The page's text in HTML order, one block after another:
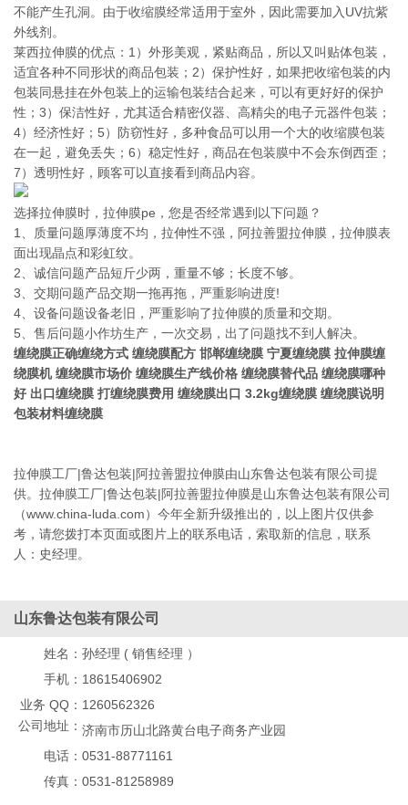
不能产生孔洞。由于收缩膜经常适用于室外，因此需要加入UV抗紫
外线剂。
莱西拉伸膜的优点：1）外形美观，紧贴商品，所以又叫贴体包装，
适宜各种不同形状的商品包装；2）保护性好，如果把收缩包装的内
包装同悬挂在外包装上的运输包装结合起来，可以有更好好的保护
性；3）保洁性好，尤其适合精密仪器、高精尖的电子元器件包装；
4）经济性好；5）防窃性好，多种食品可以用一个大的收缩膜包装
在一起，避免丢失；6）稳定性好，商品在包装膜中不会东倒西歪；
7）透明性好，顾客可以直接看到商品内容。
选择拉伸膜时，拉伸膜pe，您是否经常遇到以下问题？
1、质量问题厚薄度不均，拉伸性不强，阿拉善盟拉伸膜，拉伸膜表
面出现晶点和彩虹纹。
2、诚信问题产品短斤少两，重量不够；长度不够。
3、交期问题产品交期一拖再拖，严重影响进度!
4、设备问题设备老旧，严重影响了拉伸膜的质量和交期。
5、售后问题小作坊生产，一次交易，出了问题找不到人解决。
缠绕膜正确缠绕方式 缠绕膜配方 邯郸缠绕膜 宁夏缠绕膜 拉伸膜缠
绕膜机 缠绕膜市场价 缠绕膜生产线价格 缠绕膜替代品 缠绕膜哪种
好 出口缠绕膜 打缠绕膜费用 缠绕膜出口 3.2kg缠绕膜 缠绕膜说明
包装材料缠绕膜
拉伸膜工厂|鲁达包装|阿拉善盟拉伸膜由山东鲁达包装有限公司提
供。拉伸膜工厂|鲁达包装|阿拉善盟拉伸膜是山东鲁达包装有限公司
（www.china-luda.com）今年全新升级推出的，以上图片仅供参
考，请您拨打本页面或图片上的联系电话，索取新的信息，联系
人：史经理。
山东鲁达包装有限公司
姓名： 孙经理 ( 销售经理 ）
手机： 18615406902
业务 QQ： 1260562326
公司地址： 济南市历山北路黄台电子商务产业园
电话： 0531-88771161
传真： 0531-81258989